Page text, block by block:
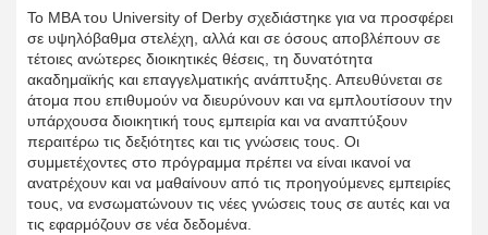
Το MBA του University of Derby σχεδιάστηκε για να προσφέρει
σε υψηλόβαθμα στελέχη, αλλά και σε όσους αποβλέπουν σε
τέτοιες ανώτερες διοικητικές θέσεις, τη δυνατότητα
ακαδημαϊκής και επαγγελματικής ανάπτυξης. Απευθύνεται σε
άτομα που επιθυμούν να διευρύνουν και να εμπλουτίσουν την
υπάρχουσα διοικητική τους εμπειρία και να αναπτύξουν
περαιτέρω τις δεξιότητες και τις γνώσεις τους. Οι
συμμετέχοντες στο πρόγραμμα πρέπει να είναι ικανοί να
ανατρέχουν και να μαθαίνουν από τις προηγούμενες εμπειρίες
τους, να ενσωματώνουν τις νέες γνώσεις τους σε αυτές και να
τις εφαρμόζουν σε νέα δεδομένα.